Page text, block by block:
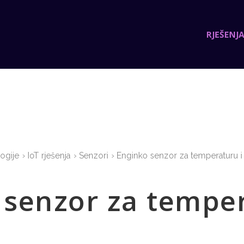
RJEŠENJA
IoT rješenja Senzori Enginko senzor za temperaturu i
za